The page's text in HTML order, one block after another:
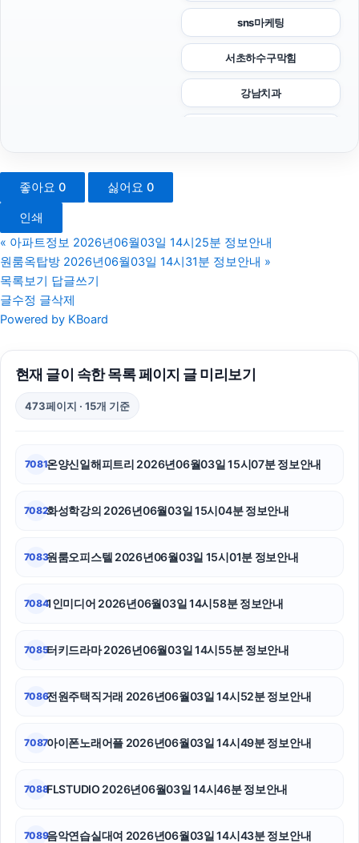
sns마케팅
서초하수구막힘
강남치과
강동구하수구막힘
불륜증거
서초구하수구막힘
광교피부과
휴대폰성지
부산휴대폰성지
좋아요 0 싫어요 0
인쇄
« 아파트정보 2026년06월03일 14시25분 정보안내
원룸옥탑방 2026년06월03일 14시31분 정보안내 »
목록보기 답글쓰기
글수정 글삭제
Powered by KBoard
현재 글이 속한 목록 페이지 글 미리보기
473페이지 · 15개 기준
7081온양신일해피트리 2026년06월03일 15시07분 정보안내
7082화성학강의 2026년06월03일 15시04분 정보안내
7083원룸오피스텔 2026년06월03일 15시01분 정보안내
70841인미디어 2026년06월03일 14시58분 정보안내
7085터키드라마 2026년06월03일 14시55분 정보안내
7086전원주택직거래 2026년06월03일 14시52분 정보안내
7087아이폰노래어플 2026년06월03일 14시49분 정보안내
7088FLSTUDIO 2026년06월03일 14시46분 정보안내
7089음악연습실대여 2026년06월03일 14시43분 정보안내